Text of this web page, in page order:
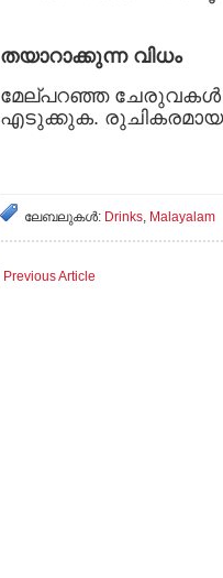
തയാറാക്കുന്ന വിധം
മേല്പറഞ്ഞ ചേരുവകൾ
എടുക്കുക. രുചികരമായ
ലേബലുകള്‍: Drinks, Malayalam
Previous Article